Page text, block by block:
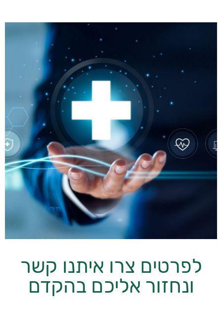
לפרטים צרו איתנו קשר
ונחזור אליכם בהקדם